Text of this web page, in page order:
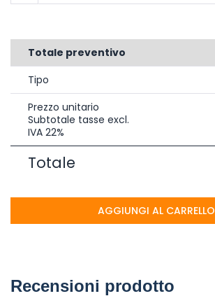
Recensioni prodotto
Totale preventivo
Tipo
Prezzo unitario
Subtotale tasse excl.
IVA 22%
Totale
AGGIUNGI AL CARRELLO